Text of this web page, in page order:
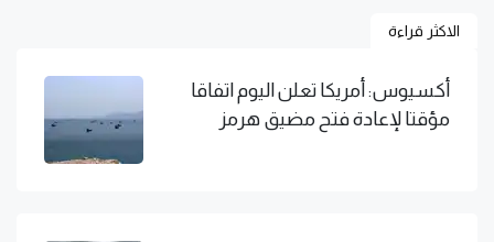
الاكثر قراءة
أكسيوس: أمريكا تعلن اليوم اتفاقا
مؤقتا لإعادة فتح مضيق هرمز